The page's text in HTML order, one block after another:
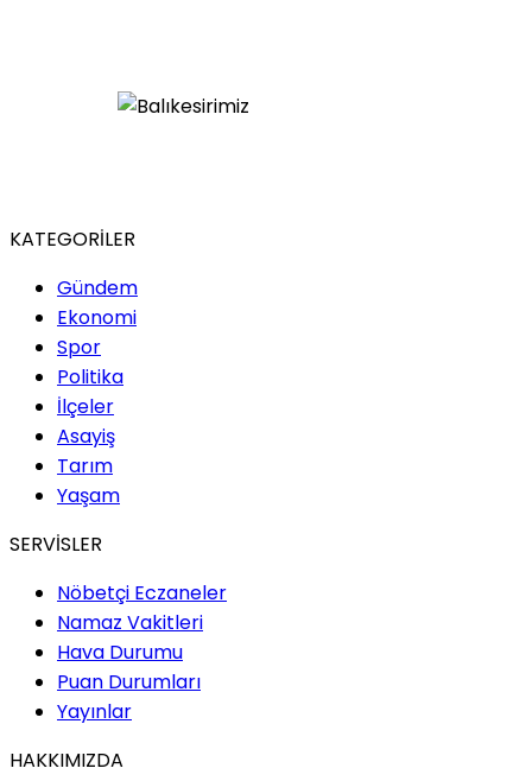
KATEGORİLER
Gündem
Ekonomi
Spor
Politika
İlçeler
Asayiş
Tarım
Yaşam
SERVİSLER
Nöbetçi Eczaneler
Namaz Vakitleri
Hava Durumu
Puan Durumları
Yayınlar
HAKKIMIZDA